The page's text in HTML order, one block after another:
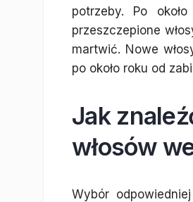
potrzeby. Po
przeszczepione
martwić. Nowe
po około roku od
Jak
włosów
Wybór